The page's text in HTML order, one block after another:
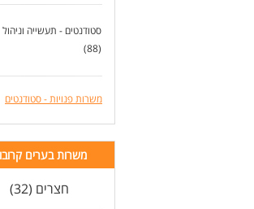
סטודנטים - תעשייה וניהול
(88)
משרות פנויות - סטודנטים
משרות בערים
חצרים (32)